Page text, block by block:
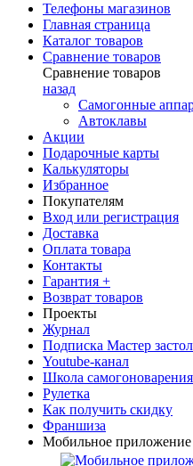
Телефоны магазинов
Главная страница
Каталог товаров
Сравнение товаров
Сравнение товаров
назад
Самогонные
Автоклавы
Акции
Подарочные карты
Калькуляторы
Избранное
Покупателям
Вход или регистрация
Доставка
Оплата товара
Контакты
Гарантия +
Возврат товаров
Проекты
Журнал
Подписка Мастер
Youtube-канал
Школа самогоноварения
Рулетка
Как получить скидку
Франшиза
Мобильное приложение